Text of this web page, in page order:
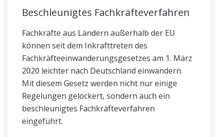
Beschleunigtes Fachkräfteverfahren
Fachkräfte aus Ländern außerhalb der EU
können seit dem Inkrafttreten des
Fachkräfteeinwanderungsgesetzes am 1. März
2020 leichter nach Deutschland einwandern.
Mit diesem Gesetz werden nicht nur einige
Regelungen gelockert, sondern auch ein
beschleunigtes Fachkräfteverfahren
eingeführt.